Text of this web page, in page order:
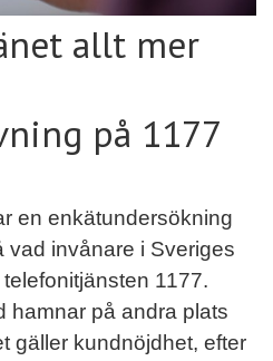
allt mer
på 1177
en enkätundersökning
vad invånare i Sveriges
1177.
hamnar på andra plats
gäller kundnöjdhet, efter